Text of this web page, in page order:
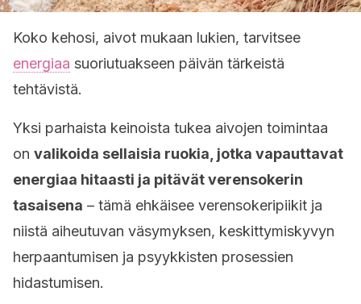
Koko kehosi, aivot mukaan lukien, tarvitsee
energiaa suoriutuakseen päivän tärkeistä
tehtävistä.
Yksi parhaista keinoista tukea aivojen toimintaa
on valikoida sellaisia ruokia, jotka vapauttavat
energiaa hitaasti ja pitävät verensokerin
tasaisena – tämä ehkäisee verensokeripiikit ja
niistä aiheutuvan väsymyksen, keskittymiskyvyn
herpaantumisen ja psyykkisten prosessien
hidastumisen.